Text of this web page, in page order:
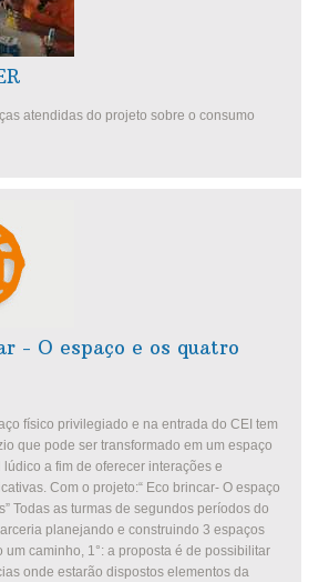
atendidas do projeto sobre o consumo
- O espaço e os quatro
físico privilegiado e na entrada do CEI tem
que pode ser transformado em um espaço
a fim de oferecer interações e
Com o projeto:“ Eco brincar- O espaço
Todas as turmas de segundos períodos do
planejando e construindo 3 espaços
um caminho, 1°: a proposta é de possibilitar
onde estarão dispostos elementos da